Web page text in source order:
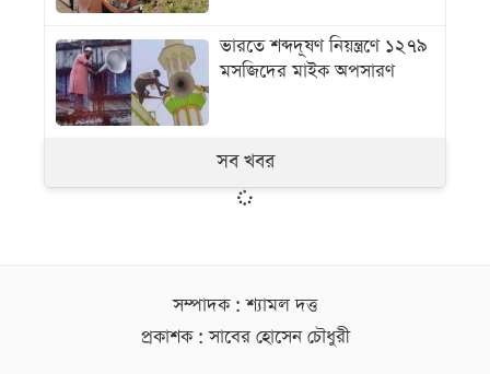
ভারতে শব্দদূষণ নিয়ন্ত্রণে ১২৭৯
মসজিদের মাইক অপসারণ
সব খবর
সম্পাদক : শ্যামল দত্ত
প্রকাশক : সাবের হোসেন চৌধুরী